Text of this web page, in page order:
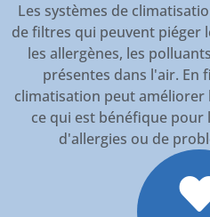
Les systèmes de
de filtres qui peuvent piéger
les allergènes, les
présentes dans l'air. En
climatisation peut
ce qui est bénéfique
d'allergies ou de